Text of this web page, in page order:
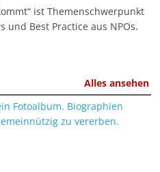
ist Themenschwerpunkt
und Best Practice aus NPOs.
Alles ansehen